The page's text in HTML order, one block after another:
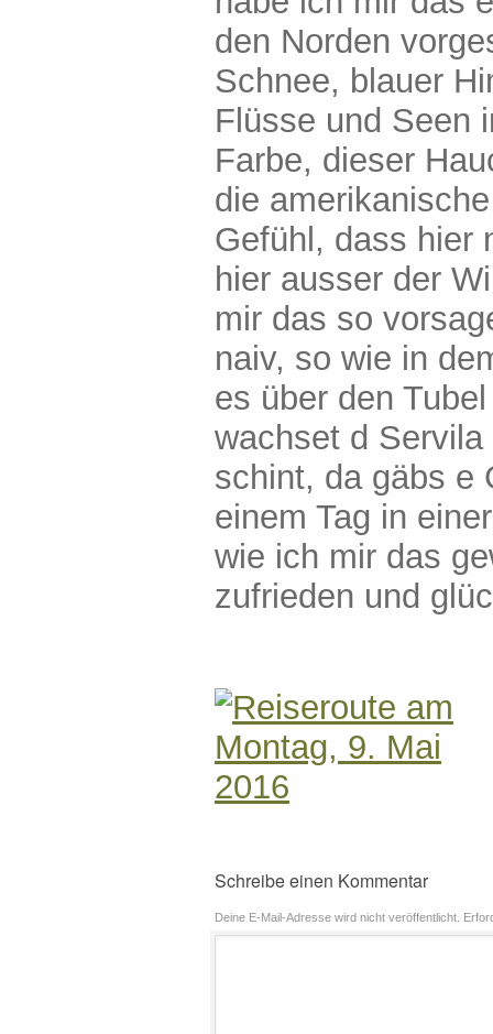
den Norden
Schnee, blauer
Flüsse und Seen
Farbe, dieser
die
Gefühl, dass hier
hier ausser der
mir das so
naiv, so wie in
es über den
wachset d Servila
schint, da gäbs e
einem Tag in
wie ich mir das
zufrieden und
Schreibe einen Kommentar
Deine E-Mail-Adresse wird nicht veröffentlicht.